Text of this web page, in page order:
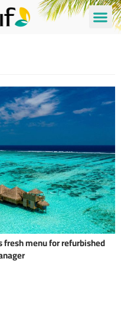
menu for refurbished